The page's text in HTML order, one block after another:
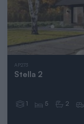
AP273
Stella 2
1 5 2